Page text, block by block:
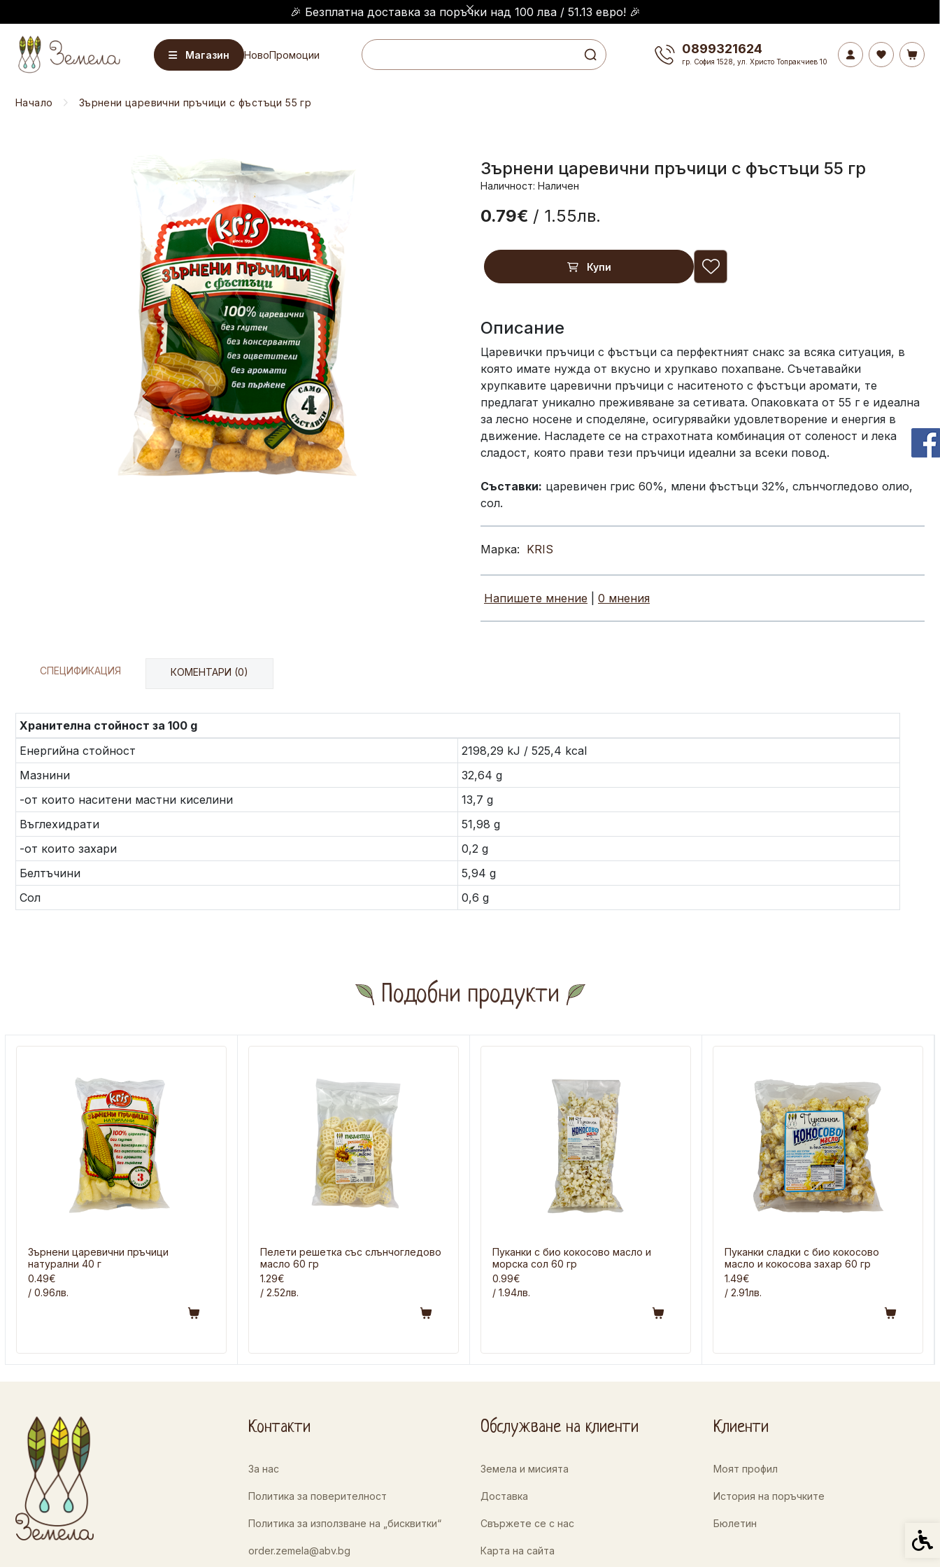
🎉 Безплатна доставка за поръчки над 100 лва / 51.13 евро! 🎉
Магазин НовоПромоции 0899321624
гр. София 1528, ул. Христо Топракчиев 10
Начало Зърнени царевични пръчици с фъстъци 55 гр
Зърнени царевични пръчици с фъстъци 55 гр
Наличност: Наличен
0.79€ / 1.55лв.
Купи
Описание
Царевички пръчици с фъстъци са перфектният снакс за всяка ситуация, в
която имате нужда от вкусно и хрупкаво похапване. Съчетавайки
хрупкавите царевични пръчици с наситеното с фъстъци аромати, те
предлагат уникално преживяване за сетивата. Опаковката от 55 г е идеална
за лесно носене и споделяне, осигурявайки удовлетворение и енергия в
движение. Насладете се на страхотната комбинация от соленост и лека
сладост, която прави тези пръчици идеални за всеки повод.
Съставки: царевичен грис 60%, млени фъстъци 32%, слънчогледово олио,
сол.
Марка: KRIS
Напишете мнение 0 мнения
СПЕЦИФИКАЦИЯ КОМЕНТАРИ (0)
Хранителна стойност за 100 g
Енергийна стойност
2198,29 kJ / 525,4 kcal
Мазнини
32,64 g
-от които наситени мастни киселини
13,7 g
Въглехидрати
51,98 g
-от които захари
0,2 g
Белтъчини
5,94 g
Сол
0,6 g
Подобни продукти
Зърнени царевични пръчици
натурални 40 г
0.49€
/ 0.96лв.
Пелети решетка със слънчогледово
масло 60 гр
1.29€
/ 2.52лв.
Пуканки с био кокосово масло и
морска сол 60 гр
0.99€
/ 1.94лв.
Пуканки сладки с био кокосово
масло и кокосова захар 60 гр
1.49€
/ 2.91лв.
Контакти
За нас
Политика за поверителност
Политика за използване на „бисквитки“
order.zemela@abv.bg
Обслужване на клиенти
Земела и мисията
Доставка
Свържете се с нас
Карта на сайта
Клиенти
Моят профил
История на поръчките
Бюлетин